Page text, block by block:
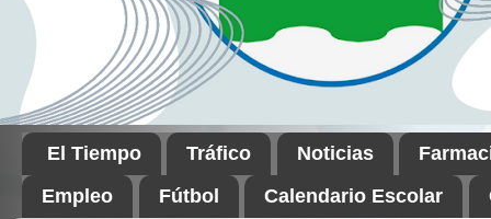
El Tiempo Tráfico Noticias
Empleo
Fútbol Calendario Escolar